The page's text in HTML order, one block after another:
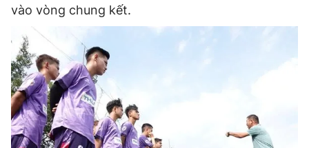
vào vòng chung kết.